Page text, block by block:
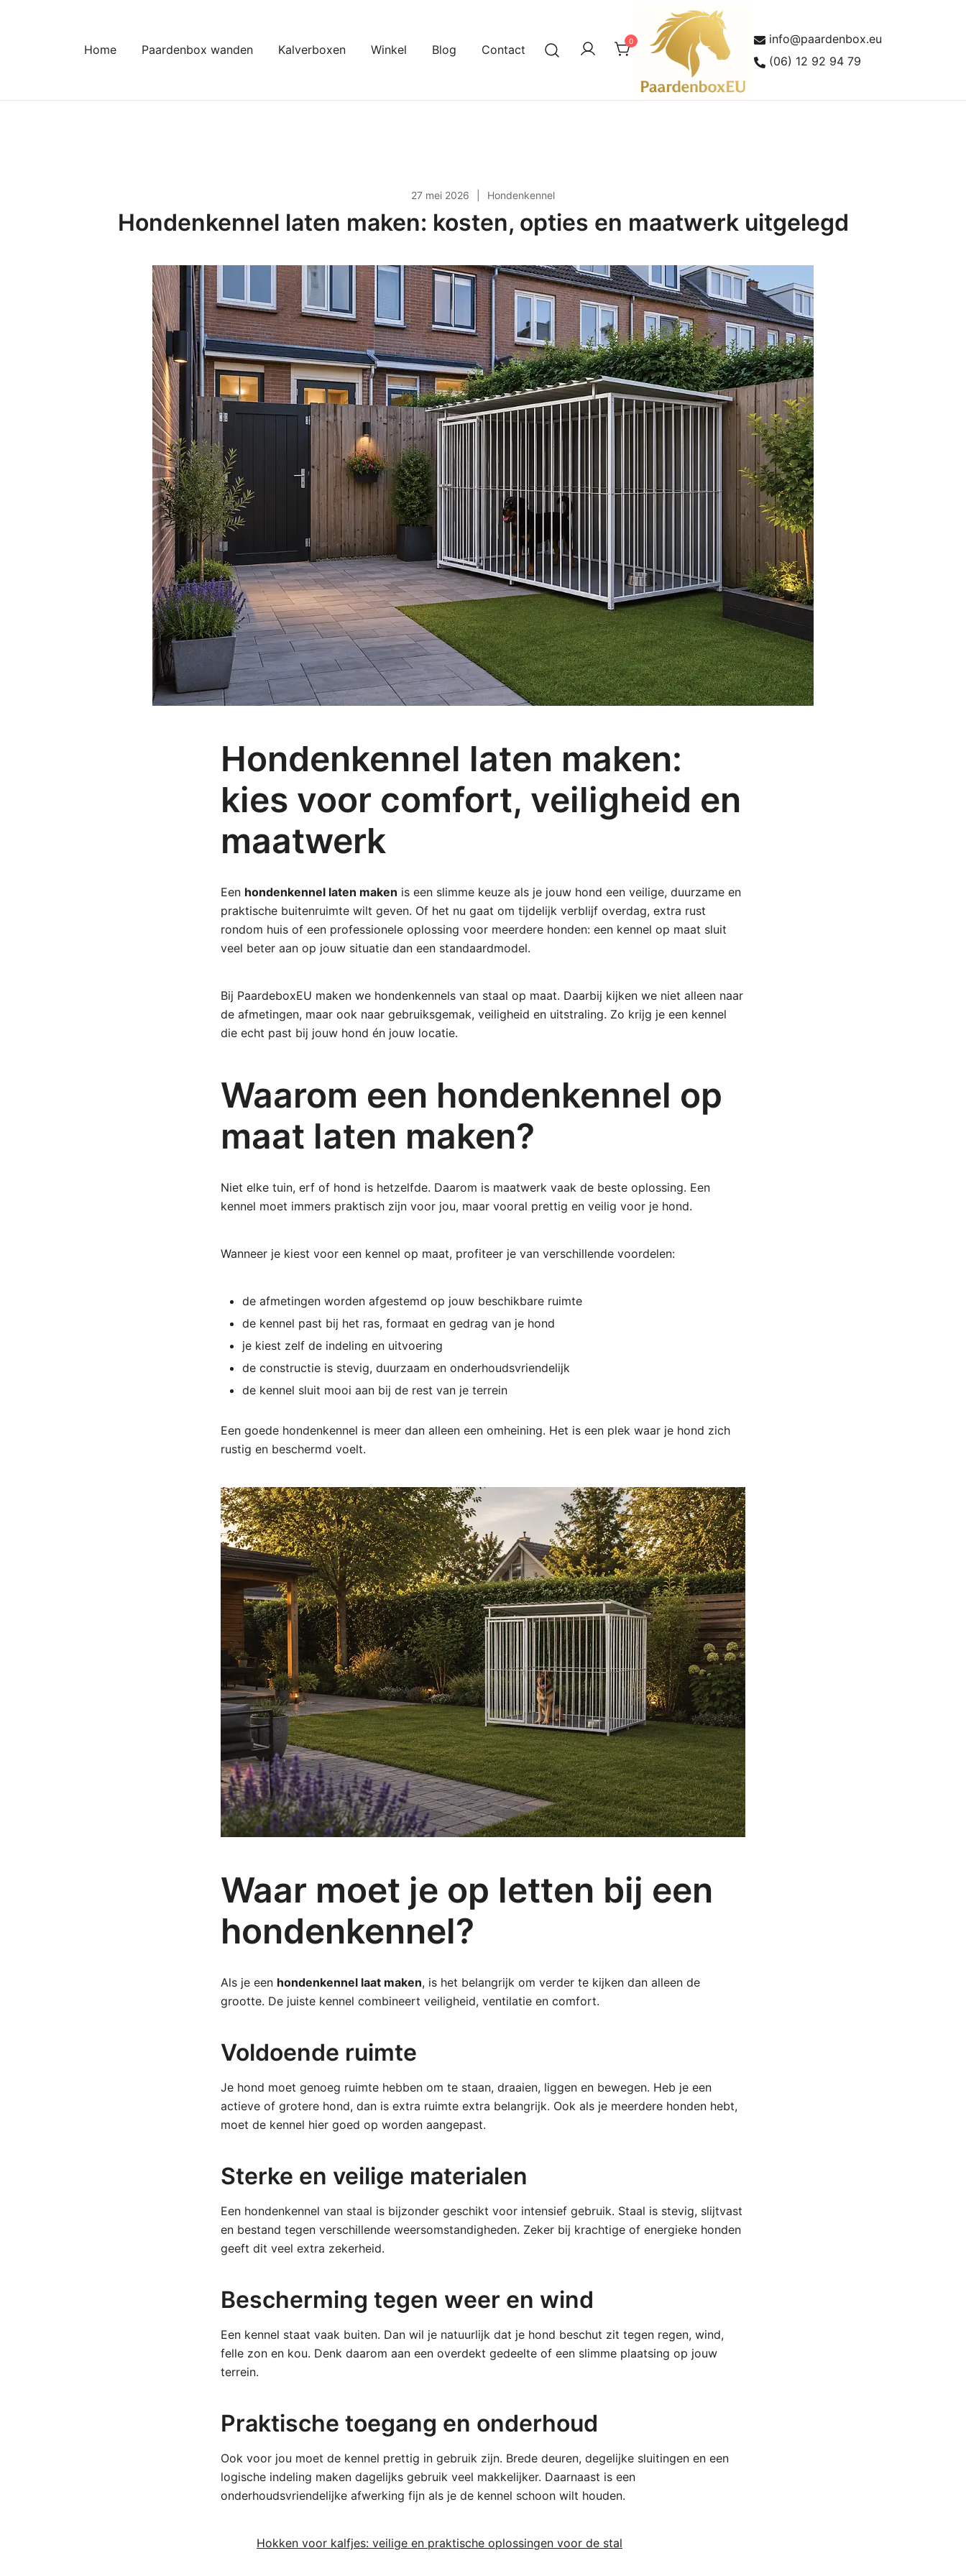
Home Paardenbox wanden Kalverboxen Winkel Blog Contact
0
info@paardenbox.eu
(06) 12 92 94 79
27 mei 2026 Hondenkennel
Hondenkennel laten maken: kosten, opties en maatwerk uitgelegd
Hondenkennel laten maken:
kies voor comfort, veiligheid en
maatwerk
Een hondenkennel laten maken is een slimme keuze als je jouw hond een veilige, duurzame en
praktische buitenruimte wilt geven. Of het nu gaat om tijdelijk verblijf overdag, extra rust
rondom huis of een professionele oplossing voor meerdere honden: een kennel op maat sluit
veel beter aan op jouw situatie dan een standaardmodel.
Bij PaardeboxEU maken we hondenkennels van staal op maat. Daarbij kijken we niet alleen naar
de afmetingen, maar ook naar gebruiksgemak, veiligheid en uitstraling. Zo krijg je een kennel
die echt past bij jouw hond én jouw locatie.
Waarom een hondenkennel op
maat laten maken?
Niet elke tuin, erf of hond is hetzelfde. Daarom is maatwerk vaak de beste oplossing. Een
kennel moet immers praktisch zijn voor jou, maar vooral prettig en veilig voor je hond.
Wanneer je kiest voor een kennel op maat, profiteer je van verschillende voordelen:
de afmetingen worden afgestemd op jouw beschikbare ruimte
de kennel past bij het ras, formaat en gedrag van je hond
je kiest zelf de indeling en uitvoering
de constructie is stevig, duurzaam en onderhoudsvriendelijk
de kennel sluit mooi aan bij de rest van je terrein
Een goede hondenkennel is meer dan alleen een omheining. Het is een plek waar je hond zich
rustig en beschermd voelt.
Waar moet je op letten bij een
hondenkennel?
Als je een hondenkennel laat maken, is het belangrijk om verder te kijken dan alleen de
grootte. De juiste kennel combineert veiligheid, ventilatie en comfort.
Voldoende ruimte
Je hond moet genoeg ruimte hebben om te staan, draaien, liggen en bewegen. Heb je een
actieve of grotere hond, dan is extra ruimte extra belangrijk. Ook als je meerdere honden hebt,
moet de kennel hier goed op worden aangepast.
Sterke en veilige materialen
Een hondenkennel van staal is bijzonder geschikt voor intensief gebruik. Staal is stevig, slijtvast
en bestand tegen verschillende weersomstandigheden. Zeker bij krachtige of energieke honden
geeft dit veel extra zekerheid.
Bescherming tegen weer en wind
Een kennel staat vaak buiten. Dan wil je natuurlijk dat je hond beschut zit tegen regen, wind,
felle zon en kou. Denk daarom aan een overdekt gedeelte of een slimme plaatsing op jouw
terrein.
Praktische toegang en onderhoud
Ook voor jou moet de kennel prettig in gebruik zijn. Brede deuren, degelijke sluitingen en een
logische indeling maken dagelijks gebruik veel makkelijker. Daarnaast is een
onderhoudsvriendelijke afwerking fijn als je de kennel schoon wilt houden.
Hokken voor kalfjes: veilige en praktische oplossingen voor de stal